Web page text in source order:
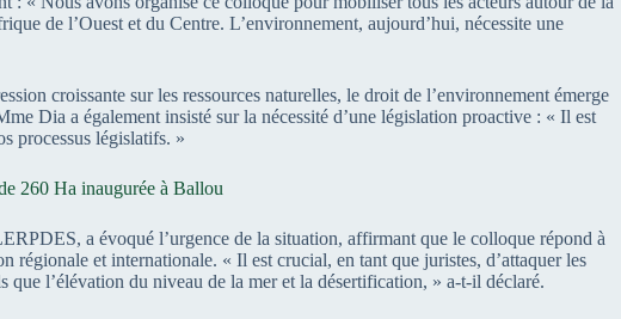
de l’Ouest et du Centre. L’environnement, aujourd’hui, nécessite une
croissante sur les ressources naturelles, le droit de l’environnement émerge
Dia a également insisté sur la nécessité d’une législation proactive : « Il est
processus législatifs. »
260 Ha inaugurée à Ballou
a évoqué l’urgence de la situation, affirmant que le colloque répond à
régionale et internationale. « Il est crucial, en tant que juristes, d’attaquer les
que l’élévation du niveau de la mer et la désertification, » a-t-il déclaré.